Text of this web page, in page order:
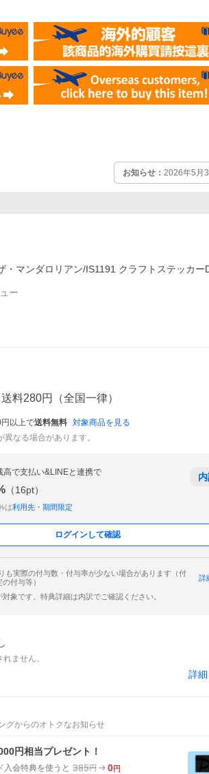
お知らせ： 2026年5月
・マンダロリアン/IS1191 クラフトステッカー
ー
料280円 （全国一律）
以上で送料無料 対象商品を見る
なる場合があります。
高で支払い&LINEと連携で
（16pt）
は利用先・期間限定
ログインして確認
も実際の付与数・付与率が少ない場合があります（付
付与等）
詳
象です。特典詳細は内訳でご確認ください。
ません。
詳
グからのオトクなお知らせ
円相当プレゼント！
入会特典を使うと 385円 0円